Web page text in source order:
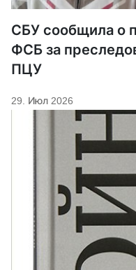
СБУ сообщила о
ФСБ за
ПЦУ
29. Июл 2026